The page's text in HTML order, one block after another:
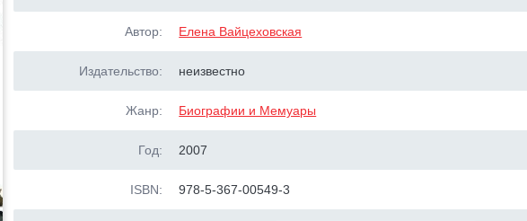
Автор: Елена Вайцеховская
Издательство: неизвестно
Жанр: Биографии и Мемуары
Год: 2007
ISBN: 978-5-367-00549-3